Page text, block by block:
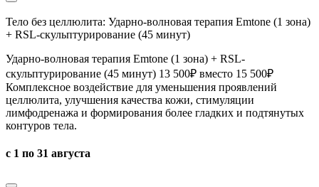
Тело без целлюлита: Ударно-волновая терапия Emtone (1 зона)
+ RSL-скульптурирование (45 минут)
Ударно-волновая терапия Emtone (1 зона) + RSL-
скульптурирование (45 минут) 13 500₽ вместо 15 500₽
Комплексное воздействие для уменьшения проявлений
целлюлита, улучшения качества кожи, стимуляции
лимфодренажа и формирования более гладких и подтянутых
контуров тела.
с 1 по 31 августа